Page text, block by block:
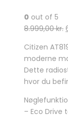
0 out of 5
8.999,00kr.
Citizen
moderne
Dette
hvor du
– Eco Drive